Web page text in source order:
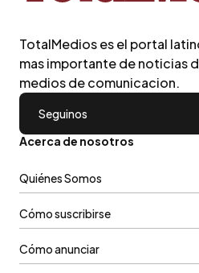
TotalMedios es el portal
mas importante de noticias
medios de comunicacion.
Seguinos
Acerca de nosotros
Quiénes Somos
Cómo suscribirse
Cómo anunciar